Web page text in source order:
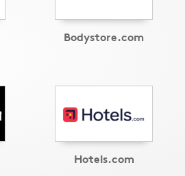
Bodystore.com
Hotels.com